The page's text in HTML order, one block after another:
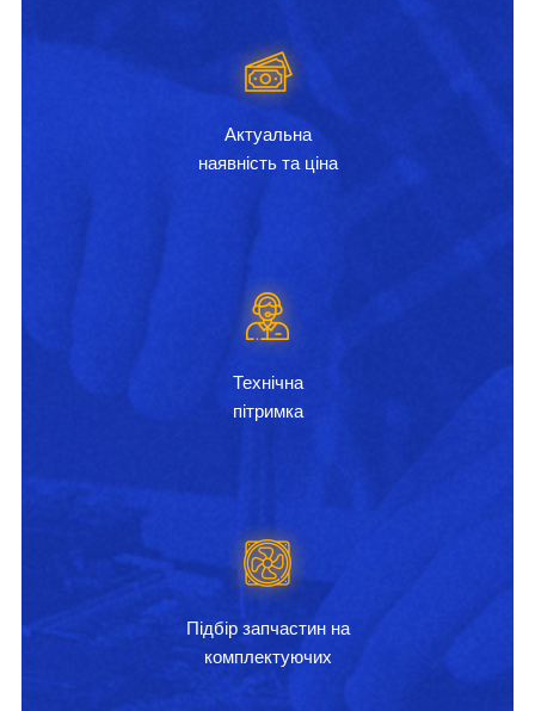
Актуальна
наявність та ціна
Технічна
пітримка
Підбір запчастин на
комплектуючих